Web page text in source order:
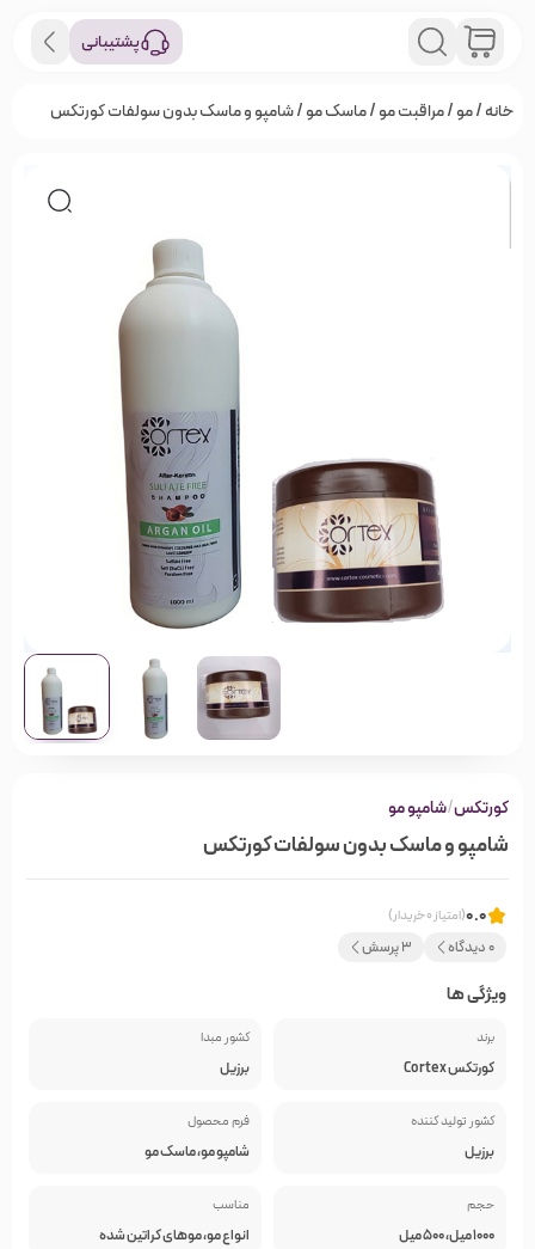
پشتیبانی
خانه/مو/مراقبت مو/ماسک مو/ شامپو و ماسک بدون سولفات کورتکس
کورتکس/شامپو مو
شامپو و ماسک بدون سولفات کورتکس
0.0(امتیاز 0 خریدار)
0 دیدگاه 3 پرسش
ویژگی ها
برند
کورتکس Cortex
کشور مبدا
برزیل
کشور تولید کننده
برزیل
فرم محصول
شامپو مو، ماسک مو
حجم
1000 میل، 500 میل
مناسب
انواع مو، موهای کراتین شده